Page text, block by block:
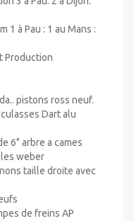
1 à Pau : 1 au Mans :
Production
pistons ross neuf.
Dart alu
6" arbre a cames
weber
taille droite avec
de freins AP